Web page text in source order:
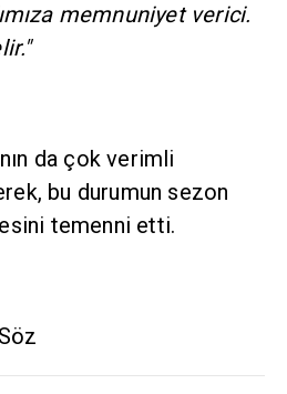
memnuniyet verici.
da çok verimli
bu durumun sezon
temenni etti.